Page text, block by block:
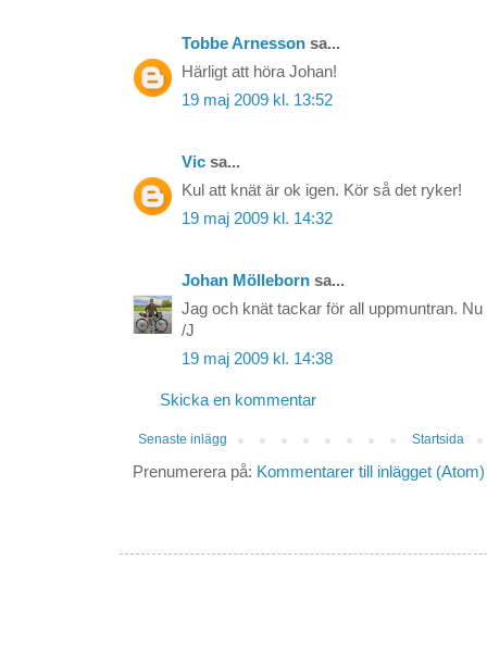
Tobbe Arnesson sa...
Härligt att höra Johan!
19 maj 2009 kl. 13:52
Vic sa...
Kul att knät är ok igen. Kör så det ryker!
19 maj 2009 kl. 14:32
Johan Mölleborn sa...
Jag och knät tackar för all uppmuntran.
/J
19 maj 2009 kl. 14:38
Skicka en kommentar
Senaste inlägg Startsida
Prenumerera på: Kommentarer till inlägget (Atom)